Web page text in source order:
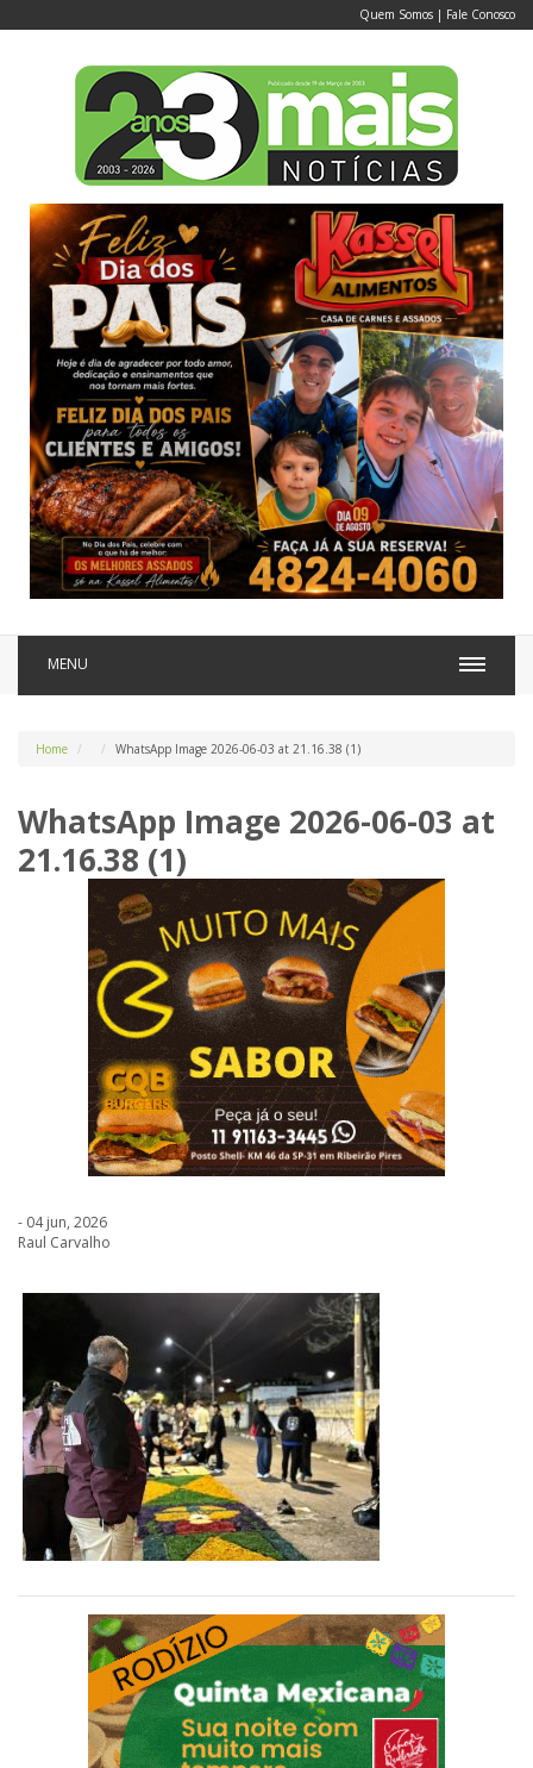
Quem Somos | Fale Conosco
MENU
Home WhatsApp Image 2026-06-03 at 21.16.38 (1)
WhatsApp Image 2026-06-03 at
21.16.38 (1)
- 04 jun, 2026
Raul Carvalho